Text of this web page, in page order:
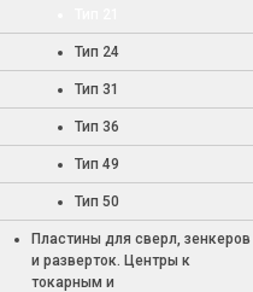
Тип 24
Тип 31
Тип 36
Тип 49
Тип 50
Пластины для сверл, зенкеров
и разверток. Центры к
токарным и